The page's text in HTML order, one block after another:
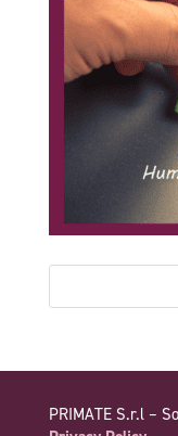
PRIMATE S.r.l –